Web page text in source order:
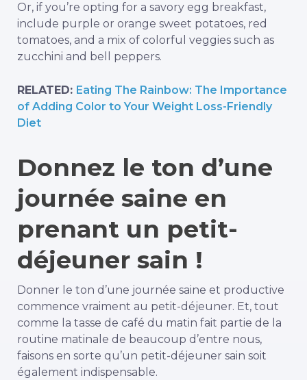
Or, if you’re opting for a savory egg breakfast,
include purple or orange sweet potatoes, red
tomatoes, and a mix of colorful veggies such as
zucchini and bell peppers.
RELATED: Eating The Rainbow: The Importance
of Adding Color to Your Weight Loss-Friendly
Diet
Donnez le ton d’une
journée saine en
prenant un petit-
déjeuner sain !
Donner le ton d’une journée saine et productive
commence vraiment au petit-déjeuner. Et, tout
comme la tasse de café du matin fait partie de la
routine matinale de beaucoup d’entre nous,
faisons en sorte qu’un petit-déjeuner sain soit
également indispensable.